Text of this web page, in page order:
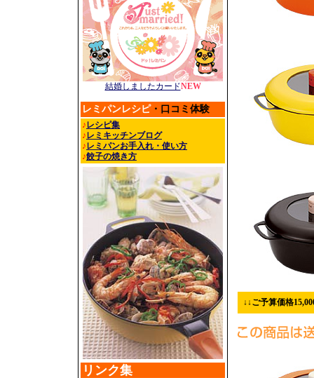
結婚しましたカードNEW
レミパンレシピ・口コミ体験
♪ レシピ集
♪ レミキッチンブログ
♪ レミパンお手入れ・使い方
♪餃子の焼き方
リンク集
↓↓ご予算価格